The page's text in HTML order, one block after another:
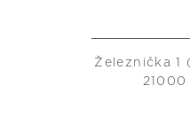
Železnička 1
21000